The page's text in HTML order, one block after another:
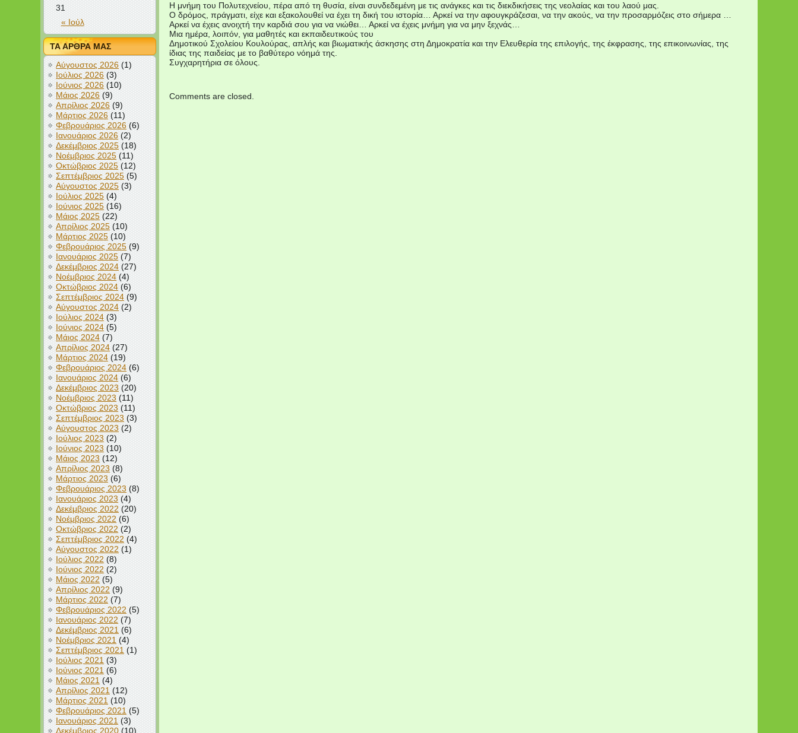
« Ιούλ
31
ΤΑ ΑΡΘΡΑ ΜΑΣ
Αύγουστος 2026 (1)
Ιούλιος 2026 (3)
Ιούνιος 2026 (10)
Μάιος 2026 (9)
Απρίλιος 2026 (9)
Μάρτιος 2026 (11)
Φεβρουάριος 2026 (6)
Ιανουάριος 2026 (2)
Δεκέμβριος 2025 (18)
Νοέμβριος 2025 (11)
Οκτώβριος 2025 (12)
Σεπτέμβριος 2025 (5)
Αύγουστος 2025 (3)
Ιούλιος 2025 (4)
Ιούνιος 2025 (16)
Μάιος 2025 (22)
Απρίλιος 2025 (10)
Μάρτιος 2025 (10)
Φεβρουάριος 2025 (9)
Ιανουάριος 2025 (7)
Δεκέμβριος 2024 (27)
Νοέμβριος 2024 (4)
Οκτώβριος 2024 (6)
Σεπτέμβριος 2024 (9)
Αύγουστος 2024 (2)
Ιούλιος 2024 (3)
Ιούνιος 2024 (5)
Μάιος 2024 (7)
Απρίλιος 2024 (27)
Μάρτιος 2024 (19)
Φεβρουάριος 2024 (6)
Ιανουάριος 2024 (6)
Δεκέμβριος 2023 (20)
Νοέμβριος 2023 (11)
Οκτώβριος 2023 (11)
Σεπτέμβριος 2023 (3)
Αύγουστος 2023 (2)
Ιούλιος 2023 (2)
Ιούνιος 2023 (10)
Μάιος 2023 (12)
Απρίλιος 2023 (8)
Μάρτιος 2023 (6)
Φεβρουάριος 2023 (8)
Ιανουάριος 2023 (4)
Δεκέμβριος 2022 (20)
Νοέμβριος 2022 (6)
Οκτώβριος 2022 (2)
Σεπτέμβριος 2022 (4)
Αύγουστος 2022 (1)
Ιούλιος 2022 (8)
Ιούνιος 2022 (2)
Μάιος 2022 (5)
Απρίλιος 2022 (9)
Μάρτιος 2022 (7)
Φεβρουάριος 2022 (5)
Ιανουάριος 2022 (7)
Δεκέμβριος 2021 (6)
Νοέμβριος 2021 (4)
Σεπτέμβριος 2021 (1)
Ιούλιος 2021 (3)
Ιούνιος 2021 (6)
Μάιος 2021 (4)
Απρίλιος 2021 (12)
Μάρτιος 2021 (10)
Φεβρουάριος 2021 (5)
Ιανουάριος 2021 (3)
Δεκέμβριος 2020 (10)
Η μνήμη του Πολυτεχνείου, πέρα από τη θυσία, είναι συνδεδεμένη με τις ανάγκες και τις διεκδικήσεις της νεολαίας και του λαού μας.
Ο δρόμος, πράγματι, είχε και εξακολουθεί να έχει τη δική του ιστορία… Αρκεί να την αφουγκράζεσαι, να την ακούς, να την προσαρμόζεις στο σήμερα …
Αρκεί να έχεις ανοιχτή την καρδιά σου για να νιώθει… Αρκεί να έχεις μνήμη για να μην ξεχνάς…
Μια ημέρα, λοιπόν, για μαθητές και εκπαιδευτικούς του
Δημοτικού Σχολείου Κουλούρας, απλής και βιωματικής άσκησης στη Δημοκρατία και την Ελευθερία της επιλογής, της έκφρασης, της επικοινωνίας, της
ίδιας της παιδείας με το βαθύτερο νόημά της.
Συγχαρητήρια σε όλους.
Comments are closed.